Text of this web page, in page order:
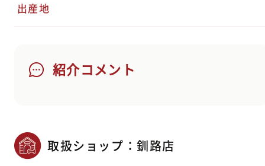
出産地
紹介コメント
取扱ショップ：釧路店